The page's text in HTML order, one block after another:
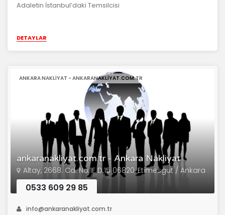
Adaletin İstanbul’daki Temsilcisi
DETAYLAR
ankaranakliyat.com.tr - Ankara Nakliyat
ANKARA NAKLIYAT - ANKARANAKLIYAT.COM.TR
Altay, 2668. Cd. No:1F D:15 06820, Etimesgut / Ankara
0533 609 29 85
info@ankaranakliyat.com.tr